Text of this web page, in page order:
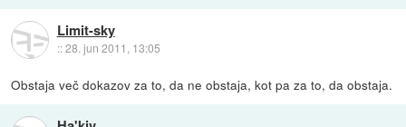
Limit-sky
::28. jun 2011, 13:05
Obstaja več dokazov za to, da ne obstaja, kot pa za to, da obstaja.